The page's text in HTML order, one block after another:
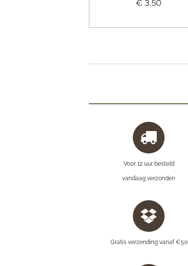
€ 3,50
Voor 12 uur besteld
vandaag verzonden
Gratis verzending vanaf €50